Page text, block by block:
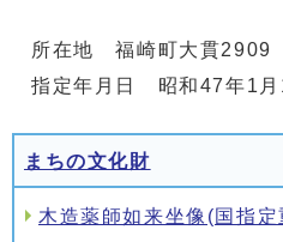
所在地 福崎町大貫2909
指定年月日 昭和47年1月
まちの文化財
木造薬師如来坐像(国指